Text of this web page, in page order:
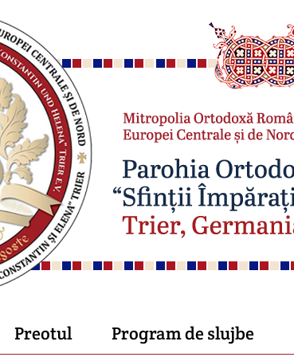
Preotul Program de slujbe